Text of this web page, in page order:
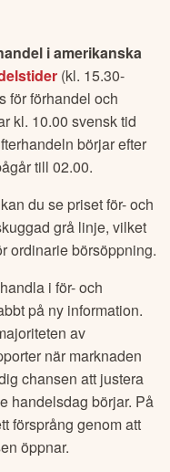
i amerikanska
(kl. 15.30-
för förhandel och
kl. 10.00 svensk tid
börjar efter
till 02.00.
du se priset för- och
grå linje, vilket
ordinarie börsöppning.
i för- och
på ny information.
av
när marknaden
chansen att justera
handelsdag börjar. På
försprång genom att
öppnar.